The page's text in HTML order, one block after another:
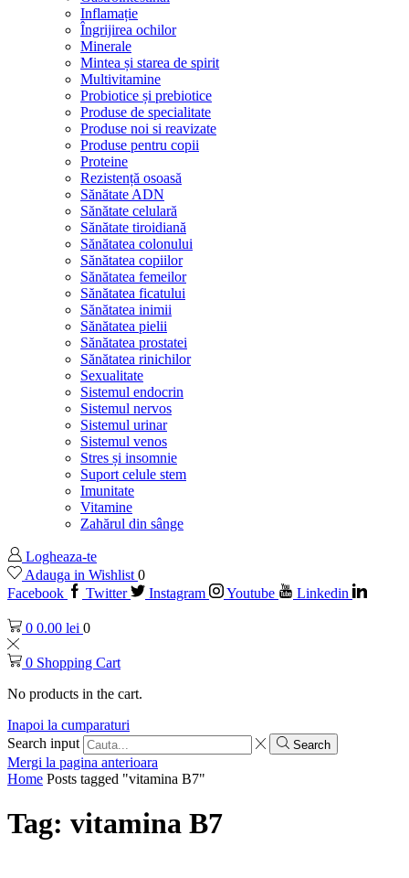
Inflamație
Îngrijirea ochilor
Minerale
Mintea și starea de spirit
Multivitamine
Probiotice și prebiotice
Produse de specialitate
Produse noi si reavizate
Produse pentru copii
Proteine
Rezistență osoasă
Sănătate ADN
Sănătate celulară
Sănătate tiroidiană
Sănătatea colonului
Sănătatea copiilor
Sănătatea femeilor
Sănătatea ficatului
Sănătatea inimii
Sănătatea pielii
Sănătatea prostatei
Sănătatea rinichilor
Sexualitate
Sistemul endocrin
Sistemul nervos
Sistemul urinar
Sistemul venos
Stres și insomnie
Suport celule stem
Imunitate
Vitamine
Zahărul din sânge
Logheaza-te
Adauga in Wishlist 0
Facebook
Twitter Instagram Youtube Linkedin
0 0.00 lei 0
0 Shopping Cart
No products in the cart.
Inapoi la cumparaturi
Search input
Search
Mergi la pagina anterioara
Home Posts tagged "vitamina B7"
Tag: vitamina B7